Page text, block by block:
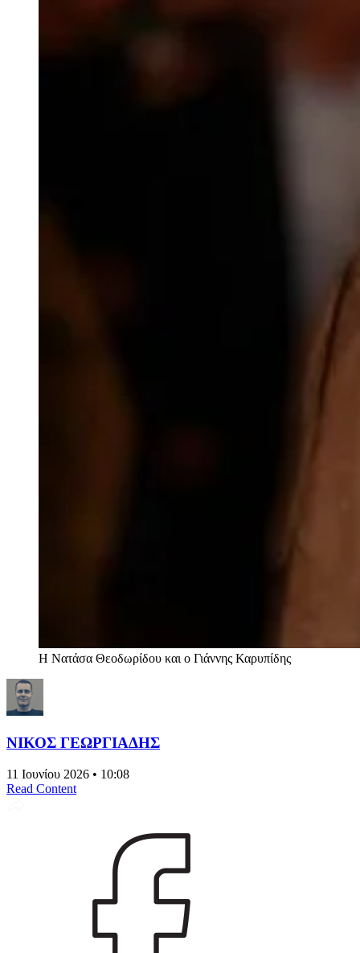
Η Νατάσα Θεοδωρίδου και ο Γιάννης Καρυπίδης
ΝΙΚΟΣ ΓΕΩΡΓΙΑΔΗΣ
11 Ιουνίου 2026 • 10:08
Read Content